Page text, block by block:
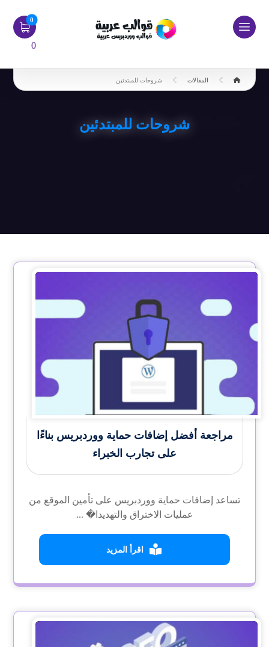
0
المقالات شروحات للمبتدئين
شروحات للمبتدئين
مراجعة أفضل إضافات حماية ووردبريس بناءًا
على تجارب الخبراء
تساعد إضافات حماية ووردبريس على تأمين الموقع من
عمليات الاختراق والتهديدا� ...
اقرأ المزيد